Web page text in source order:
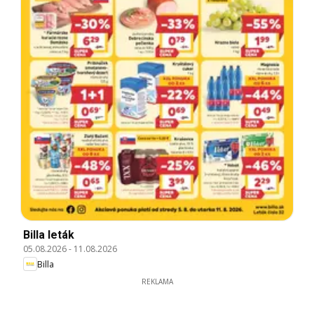
Billa leták
05.08.2026- 11.08.2026
Billa
REKLAMA